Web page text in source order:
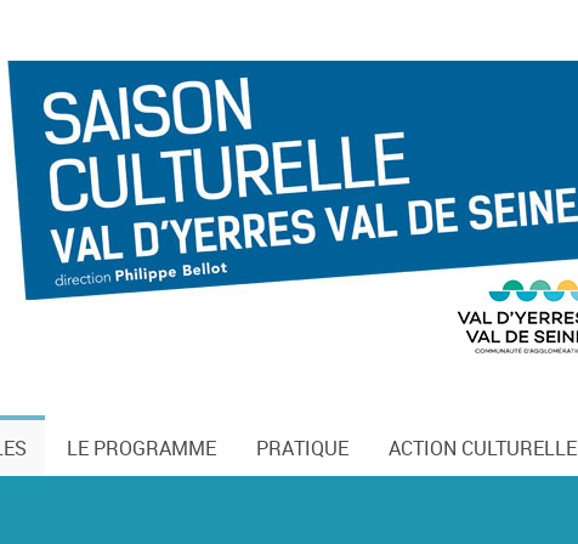
LE PROGRAMME PRATIQUE ACTION CULTURELLE